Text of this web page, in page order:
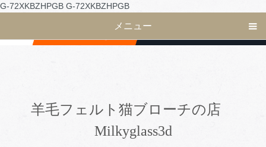
G-72XKBZHPGB G-72XKBZHPGB
メニュー
羊毛フェルト猫ブローチの店
Milkyglass3d